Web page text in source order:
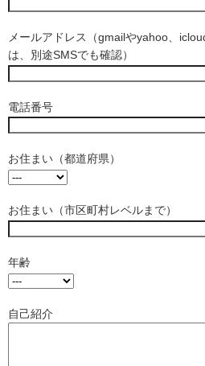
メールアドレス（gmailやyahoo、
は、別途SMSでも確認）
電話番号
お住まい（都道府県）
お住まい（市区町村レベルまで）
年齢
自己紹介